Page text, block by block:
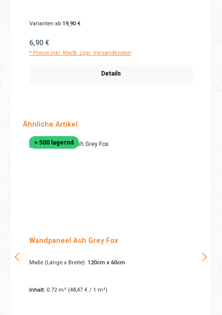
Varianten ab19,90 €
Regulärer Preis:
6,90 €
* Preise inkl. MwSt. zzgl. Versandkosten
Details
Produktgalerie überspringen
Ähnliche Artikel
> 500 lagernd
Wandpaneel Ash Grey Fox
Maße (Länge x Breite): 120cm x 60cm
Inhalt: 0.72 m² (48,47 € / 1 m²)